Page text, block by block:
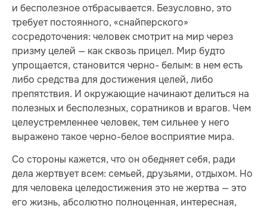
и бесполезное отбрасывается. Безусловно, это
требует постоянного, «снайперского»
сосредоточения: человек смотрит на мир через
призму целей — как сквозь прицел. Мир будто
упрощается, становится черно- белым: в нем есть
либо средства для достижения целей, либо
препятствия. И окружающие начинают делиться на
полезных и бесполезных, соратников и врагов. Чем
целеустремленнее человек, тем сильнее у него
выражено такое черно-белое восприятие мира.
Со стороны кажется, что он обедняет себя, ради
дела жертвует всем: семьей, друзьями, отдыхом. Но
для человека целедостижения это не жертва — это
его жизнь, абсолютно полноценная, интересная,